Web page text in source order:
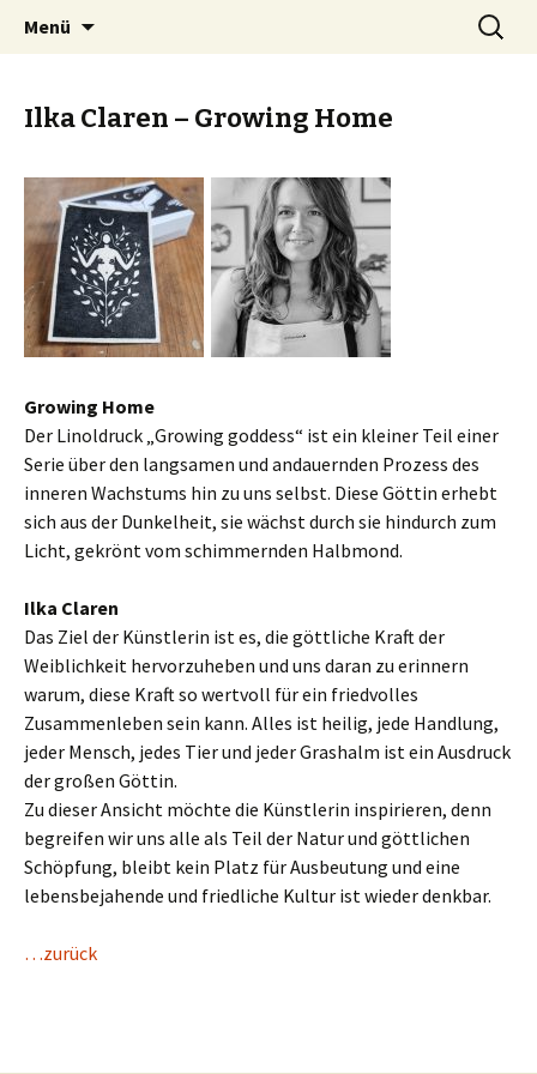
Kunstautomat Landsberg
Menü
Suche
nach:
Ilka Claren – Growing Home
Growing Home
Der Linoldruck „Growing goddess“ ist ein kleiner Teil einer
Serie über den langsamen und andauernden Prozess des
inneren Wachstums hin zu uns selbst. Diese Göttin erhebt
sich aus der Dunkelheit, sie wächst durch sie hindurch zum
Licht, gekrönt vom schimmernden Halbmond.
Ilka Claren
Das Ziel der Künstlerin ist es, die göttliche Kraft der
Weiblichkeit hervorzuheben und uns daran zu erinnern
warum, diese Kraft so wertvoll für ein friedvolles
Zusammenleben sein kann. Alles ist heilig, jede Handlung,
jeder Mensch, jedes Tier und jeder Grashalm ist ein Ausdruck
der großen Göttin.
Zu dieser Ansicht möchte die Künstlerin inspirieren, denn
begreifen wir uns alle als Teil der Natur und göttlichen
Schöpfung, bleibt kein Platz für Ausbeutung und eine
lebensbejahende und friedliche Kultur ist wieder denkbar.
…zurück